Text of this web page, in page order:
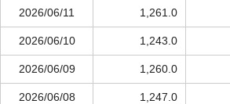
2026/06/11 1,261.0
2026/06/10 1,243.0
2026/06/09 1,260.0
2026/06/08 1,247.0